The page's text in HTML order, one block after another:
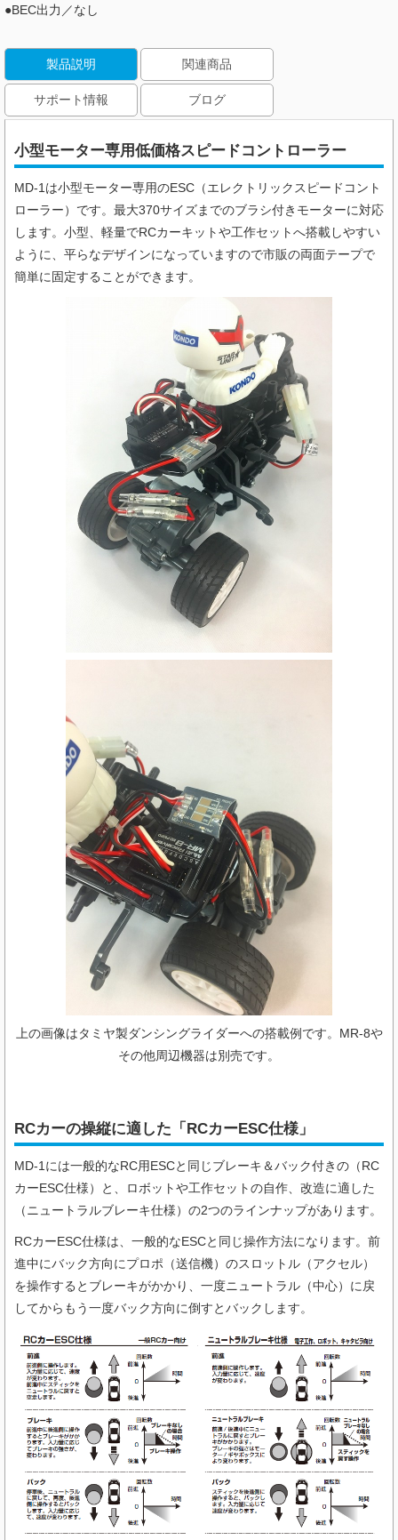
●BEC出力／なし
製品説明 関連商品
サポート情報 ブログ
小型モーター専用低価格スピードコントローラー
MD-1は⼩型モーター専用のESC（エレクトリックスピードコント
ローラー）です。最⼤370サイズまでのブラシ付きモーターに対応
します。⼩型、軽量でRCカーキットや工作セットへ搭載しやすい
ように、平らなデザインになっていますので市販の両面テープで
簡単に固定することができます。
上の画像はタミヤ製ダンシングライダーへの搭載例です。MR-8や
その他周辺機器は別売です。
RCカーの操縦に適した「RCカーESC仕様」
MD-1には⼀般的なRC⽤ESCと同じブレーキ＆バック付きの（RC
カーESC仕様）と、ロボットや工作セットの自作、改造に適した
（ニュートラルブレーキ仕様）の2つのラインナップがあります。
RCカーESC仕様は、⼀般的なESCと同じ操作⽅法になります。前
進中にバック⽅向にプロポ（送信機）のスロットル（アクセル）
を操作するとブレーキがかかり、⼀度ニュートラル（中⼼）に戻
してからもう⼀度バック⽅向に倒すとバックします。